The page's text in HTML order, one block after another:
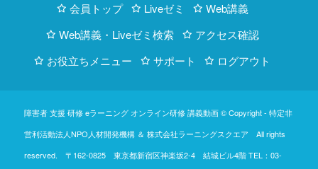
会員トップ Liveゼミ
Web講義
Web講義・Liveゼミ検索
アクセス確認
お役立ちメニュー
サポート ログアウト
障害者 支援 研修 eラーニング オンライン研修 講義動画 © Copyright - 特定非
営利活動法人NPO人材開発機構＆ 株式会社ラーニングスクエア All rights
reserved. 〒162-0825 東京都新宿区神楽坂2-4 結城ビル4階TEL：03-